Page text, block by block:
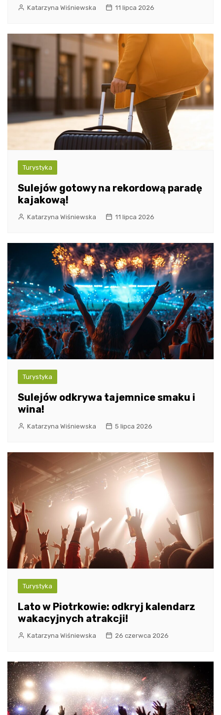
Katarzyna Wiśniewska 11 lipca 2026
Turystyka
Sulejów gotowy na rekordową paradę
kajakową!
Katarzyna Wiśniewska 11 lipca 2026
Turystyka
Sulejów odkrywa tajemnice smaku i
wina!
Katarzyna Wiśniewska 5 lipca 2026
Turystyka
Lato w Piotrkowie: odkryj kalendarz
wakacyjnych atrakcji!
Katarzyna Wiśniewska 26 czerwca 2026